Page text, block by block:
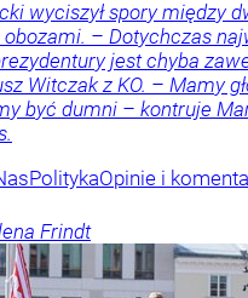
wyciszył spory między
– Dotychczas
jest chyba
Witczak z KO. – Mamy
być dumni – kontruje
PolitykaOpinie i
Frindt